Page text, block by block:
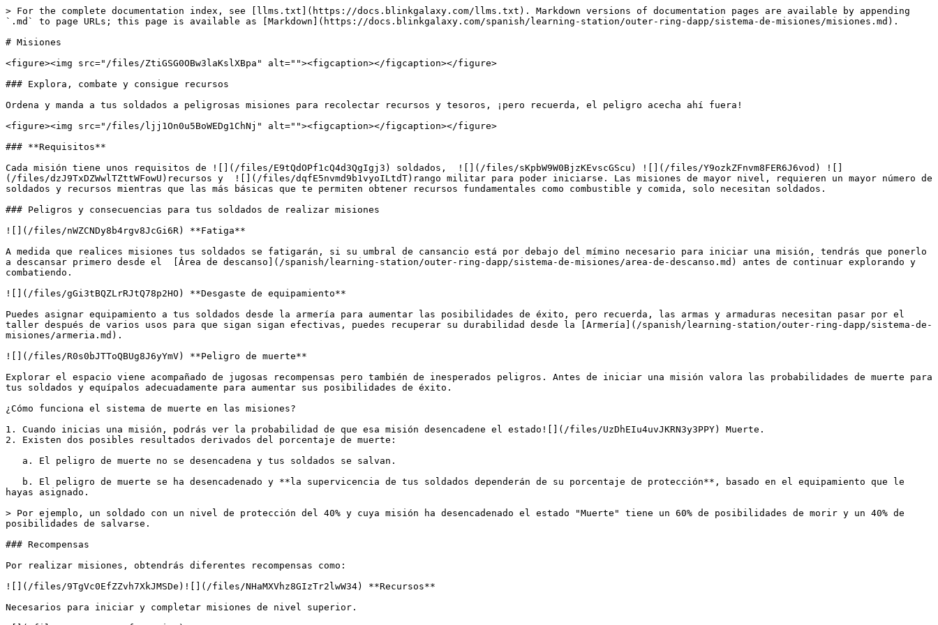
> For the complete documentation index, see [llms.txt](https://docs.blinkgalaxy.com/llms.txt). Markdown versions of documentation pages are available by appending
`.md` to page URLs; this page is available as [Markdown](https://docs.blinkgalaxy.com/spanish/learning-station/outer-ring-dapp/sistema-de-misiones/misiones.md).
# Misiones
<figure><img src="/files/ZtiGSG0OBw3laKslXBpa" alt=""><figcaption></figcaption></figure>
### Explora, combate y consigue recursos
Ordena y manda a tus soldados a peligrosas misiones para recolectar recursos y tesoros, ¡pero recuerda, el peligro acecha ahí fuera!
<figure><img src="/files/ljj1On0u5BoWEDg1ChNj" alt=""><figcaption></figcaption></figure>
### **Requisitos**
Cada misión tiene unos requisitos de ![](/files/E9tQdOPf1cQ4d3QgIgj3) soldados,  ![](/files/sKpbW9W0BjzKEvscGScu) ![](/files/Y9ozkZFnvm8FER6J6vod) ![]
(/files/dzJ9TxDZWwlTZttWFowU)recursos y  ![](/files/dqfE5nvmd9b1vyoILtdT)rango militar para poder iniciarse. Las misiones de mayor nivel, requieren un mayor número de
soldados y recursos mientras que las más básicas que te permiten obtener recursos fundamentales como combustible y comida, solo necesitan soldados.
### Peligros y consecuencias para tus soldados de realizar misiones
![](/files/nWZCNDy8b4rgv8JcGi6R) **Fatiga**
A medida que realices misiones tus soldados se fatigarán, si su umbral de cansancio está por debajo del mímino necesario para iniciar una misión, tendrás que ponerlo
a descansar primero desde el  [Área de descanso](/spanish/learning-station/outer-ring-dapp/sistema-de-misiones/area-de-descanso.md) antes de continuar explorando y
combatiendo.
![](/files/gGi3tBQZLrRJtQ78p2HO) **Desgaste de equipamiento**
Puedes asignar equipamiento a tus soldados desde la armería para aumentar las posibilidades de éxito, pero recuerda, las armas y armaduras necesitan pasar por el
taller después de varios usos para que sigan sigan efectivas, puedes recuperar su durabilidad desde la [Armería](/spanish/learning-station/outer-ring-dapp/sistema-de-
misiones/armeria.md).
![](/files/R0s0bJTToQBUg8J6yYmV) **Peligro de muerte**
Explorar el espacio viene acompañado de jugosas recompensas pero también de inesperados peligros. Antes de iniciar una misión valora las probabilidades de muerte para
tus soldados y equípalos adecuadamente para aumentar sus posibilidades de éxito.
¿Cómo funciona el sistema de muerte en las misiones?
1. Cuando inicias una misión, podrás ver la probabilidad de que esa misión desencadene el estado![](/files/UzDhEIu4uvJKRN3y3PPY) Muerte.
2. Existen dos posibles resultados derivados del porcentaje de muerte:
hayas asignado.
> Por ejemplo, un soldado con un nivel de protección del 40% y cuya misión ha desencadenado el estado "Muerte" tiene un 60% de posibilidades de morir y un 40% de
posibilidades de salvarse.
### Recompensas
Por realizar misiones, obtendrás diferentes recompensas como:
![](/files/9TgVc0EfZZvh7XkJMSDe)![](/files/NHaMXVhz8GIzTr2lwW34) **Recursos**
Necesarios para iniciar y completar misiones de nivel superior.